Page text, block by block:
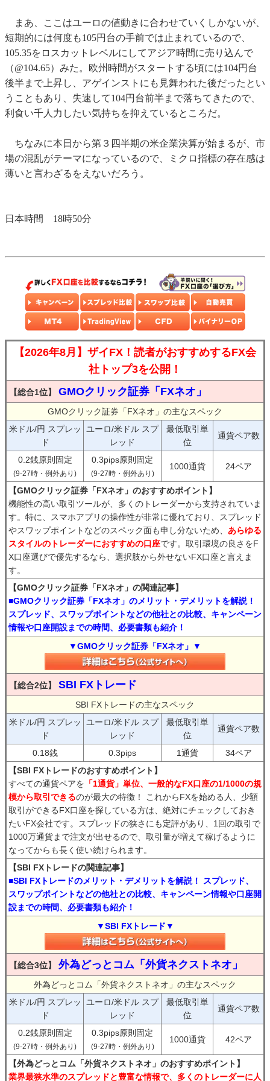
まあ、ここはユーロの値動きに合わせていくしかないが、
短期的には何度も105円台の手前では止まれているので、
105.35をロスカットレベルにしてアジア時間に売り込んで
（@104.65）みた。欧州時間がスタートする頃には104円台
後半まで上昇し、アゲインストにも見舞われた後だったとい
うこともあり、失速して104円台前半まで落ちてきたので、
利食い千人力したい気持ちを抑えているところだ。
ちなみに本日から第３四半期の米企業決算が始まるが、市
場の混乱がテーマになっているので、ミクロ指標の存在感は
薄いと言わざるをえないだろう。
日本時間 18時50分
【2026年8月】ザイFX！読者がおすすめするFX会
社トップ3を公開！
【総合1位】 GMOクリック証券「FXネオ」
GMOクリック証券「FXネオ」の主なスペック
米ドル/円 スプレッ
ド
ユーロ/米ドル スプ
レッド
最低取引単
位
通貨ペア数
0.2銭原則固定
(9-27時・例外あり)
0.3pips原則固定
(9-27時・例外あり)
1000通貨 24ペア
【GMOクリック証券「FXネオ」のおすすめポイント】
機能性の高い取引ツールが、多くのトレーダーから支持されていま
す。特に、スマホアプリの操作性が非常に優れており、スプレッド
やスワップポイントなどのスペック面も申し分ないため、 あらゆる
スタイルのトレーダーにおすすめの口座です。取引環境の良さをF
X口座選びで優先するなら、選択肢から外せないFX口座と言えま
す。
【GMOクリック証券「FXネオ」の関連記事】
■GMOクリック証券「FXネオ」のメリット・デメリットを解説！
スプレッド、スワップポイントなどの他社との比較、キャンペーン
情報や口座開設までの時間、必要書類も紹介！
▼GMOクリック証券「FXネオ」▼
【総合2位】 SBI FXトレード
SBI FXトレードの主なスペック
米ドル/円 スプレッ
ド
ユーロ/米ドル スプ
レッド
最低取引単
位
通貨ペア数
0.18銭 0.3pips 1通貨
34ペア
【SBI FXトレードのおすすめポイント】
すべての通貨ペアを 「1通貨」単位、一般的なFX口座の1/1000の規
模から取引できるのが最大の特徴！ これからFXを始める人、少額
取引ができるFX口座を探している方は、絶対にチェックしておき
たいFX会社です。スプレッドの狭さにも定評があり、1回の取引で
1000万通貨まで注文が出せるので、取引量が増えて稼げるように
なってからも長く使い続けられます。
【SBI FXトレードの関連記事】
■SBI FXトレードのメリット・デメリットを解説！ スプレッド、
スワップポイントなどの他社との比較、キャンペーン情報や口座開
設までの時間、必要書類も紹介！
▼SBI FXトレード▼
【総合3位】 外為どっとコム「外貨ネクストネオ」
外為どっとコム「外貨ネクストネオ」の主なスペック
米ドル/円 スプレッ
ド
ユーロ/米ドル スプ
レッド
最低取引単
位
通貨ペア数
0.2銭原則固定
(9-27時・例外あり)
0.3pips原則固定
(9-27時・例外あり)
1000通貨 42ペア
【外為どっとコム「外貨ネクストネオ」のおすすめポイント】
業界最狭水準のスプレッドと豊富な情報で、多くのトレーダーに人